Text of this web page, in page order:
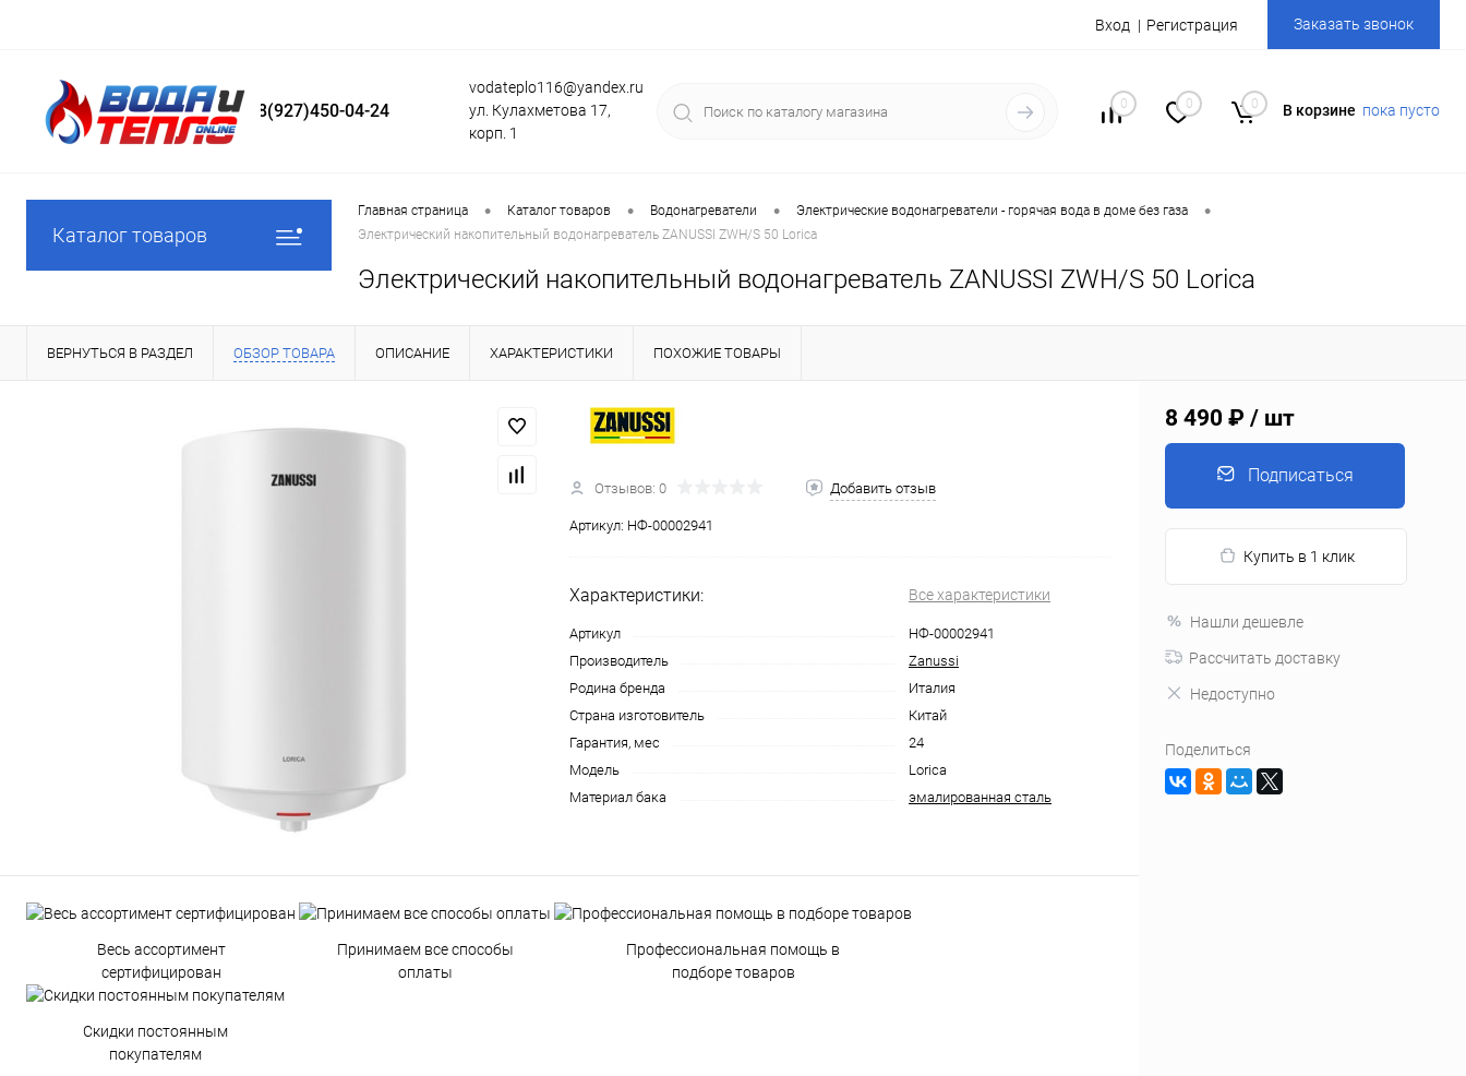
Вход Регистрация Заказать звонок
8(927)450-04-24
vodateplo116@yandex.ru
ул. Кулахметова 17,
корп. 1
0 0 0 В корзине пока пусто
Каталог товаров
Главная страница • Каталог товаров • Водонагреватели • Электрические водонагреватели - горячая вода в доме без газа •
Электрический накопительный водонагреватель ZANUSSI ZWH/S 50 Lorica
Электрический накопительный водонагреватель ZANUSSI ZWH/S 50 Lorica
ВЕРНУТЬСЯ В РАЗДЕЛ ОБЗОР ТОВАРА ОПИСАНИЕ ХАРАКТЕРИСТИКИ ПОХОЖИЕ ТОВАРЫ
Отзывов: 0 Добавить отзыв
Артикул: НФ-00002941
Характеристики: Все характеристики
Артикул
НФ-00002941
Производитель
Zanussi
Родина бренда
Италия
Страна изготовитель
Китай
Гарантия, мес
24
Модель
Lorica
Материал бака
эмалированная сталь
Весь ассортимент
сертифицирован
Принимаем все способы
оплаты
Профессиональная помощь в
подборе товаров
Скидки постоянным
покупателям
8 490 ₽ / шт
Подписаться
Купить в 1 клик
Нашли дешевле
Рассчитать доставку
Недоступно
Поделиться